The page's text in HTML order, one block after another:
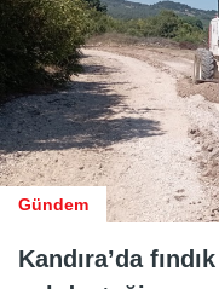
Gündem
Kandıra’da